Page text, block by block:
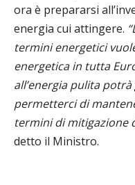
ora è prepararsi
energia cui attingere.
termini energetici
energetica in tutta
all’energia pulita
permetterci di
termini di mitigazione
detto il Ministro.